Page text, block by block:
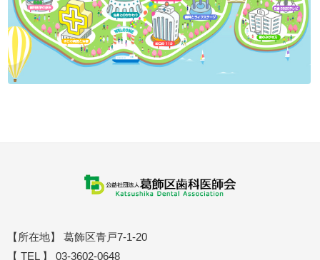
【所在地】 葛飾区青戸7-1-20
【 TEL 】 03-3602-0648